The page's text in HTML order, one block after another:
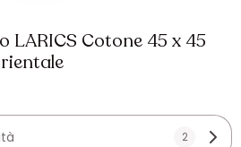
LARICS Cotone 45 x 45
2